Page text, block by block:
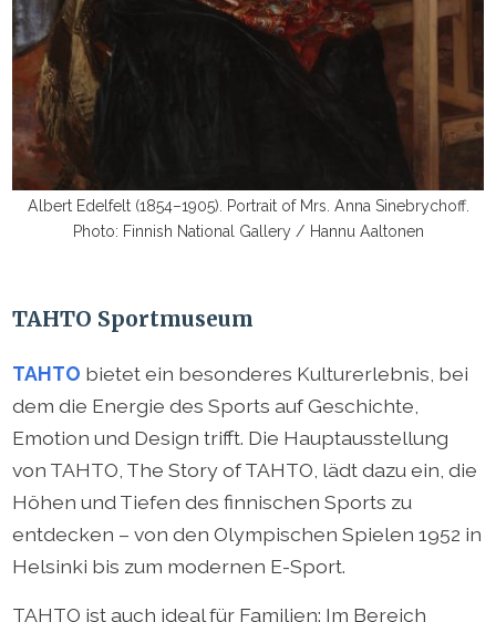
Albert Edelfelt (1854–1905). Portrait of Mrs. Anna Sinebrychoff.
Photo: Finnish National Gallery / Hannu Aaltonen
TAHTO Sportmuseum
TAHTO bietet ein besonderes Kulturerlebnis, bei
dem die Energie des Sports auf Geschichte,
Emotion und Design trifft. Die Hauptausstellung
von TAHTO, The Story of TAHTO, lädt dazu ein, die
Höhen und Tiefen des finnischen Sports zu
entdecken – von den Olympischen Spielen 1952 in
Helsinki bis zum modernen E-Sport.
TAHTO ist auch ideal für Familien: Im Bereich